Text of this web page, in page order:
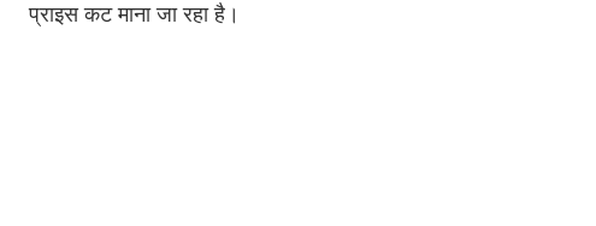
प्राइस कट माना जा रहा है।